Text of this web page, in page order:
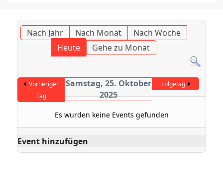
Nach Jahr Nach Monat
Nach Woche
Heute
Gehe zu Monat
Vorheriger
Tag
Samstag, 25. Oktober
2025
Folgetag
Es wurden keine Events gefunden
Event hinzufügen